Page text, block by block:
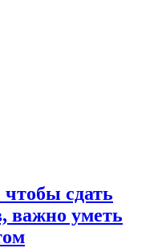
сдать
важно уметь